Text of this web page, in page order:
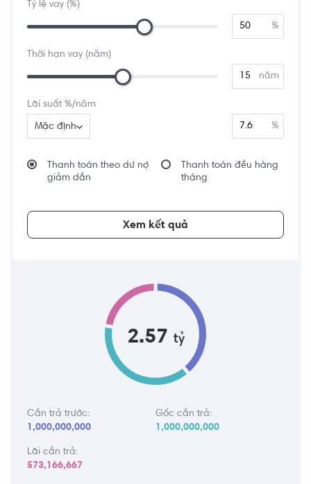
Tỷ lệ vay (%)
%
Thời hạn vay (năm)
năm
Lãi suất %/năm
Mặc định %
Thanh toán theo dư nợ
giảm dần
Thanh toán đều hàng
tháng
Xem kết quả
2.57 tỷ
Cần trả trước:
1,000,000,000
Gốc cần trả:
1,000,000,000
Lãi cần trả:
573,166,667